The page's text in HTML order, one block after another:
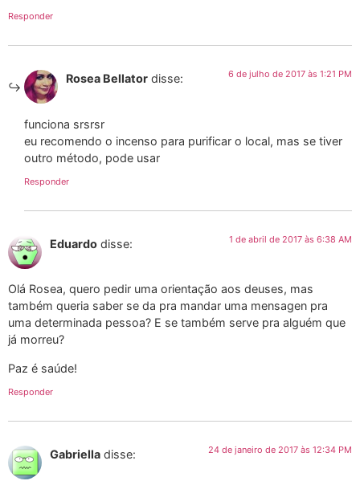
Responder
Rosea Bellator disse: 6 de julho de 2017 às 1:21 PM
funciona srsrsr
eu recomendo o incenso para purificar o local, mas se tiver
outro método, pode usar
Responder
Eduardo disse: 1 de abril de 2017 às 6:38 AM
Olá Rosea, quero pedir uma orientação aos deuses, mas
também queria saber se da pra mandar uma mensagen pra
uma determinada pessoa? E se também serve pra alguém que
já morreu?
Paz é saúde!
Responder
Gabriella disse: 24 de janeiro de 2017 às 12:34 PM